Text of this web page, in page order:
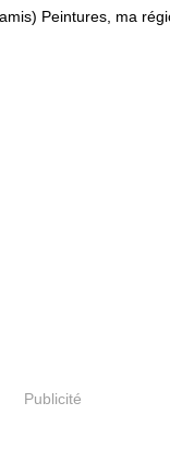
Peintures, ma
Publicité